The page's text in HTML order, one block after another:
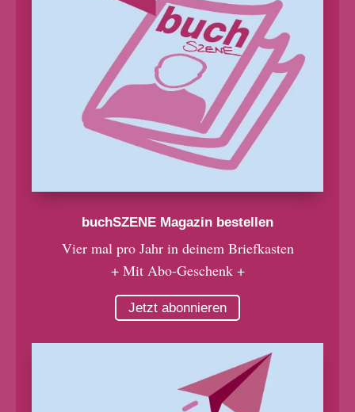
buchSZENE Magazin bestellen
Vier mal pro Jahr in deinem Briefkasten
+ Mit Abo-Geschenk +
Jetzt abonnieren